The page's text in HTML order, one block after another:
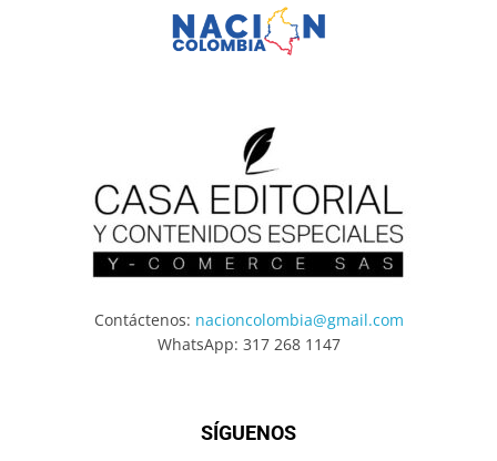
Contáctenos: nacioncolombia@gmail.com
WhatsApp: 317 268 1147
SÍGUENOS